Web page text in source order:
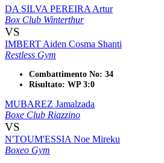
DA SILVA PEREIRA Artur
Box Club Winterthur
VS
IMBERT Aiden Cosma Shanti
Restless Gym
Combattimento No: 34
Risultato: WP 3:0
MUBAREZ Jamalzada
Boxe Club Riazzino
VS
N'TOUM'ESSIA Noe Mireku
Boxeo Gym